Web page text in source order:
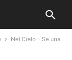
Nel Cielo – Se una